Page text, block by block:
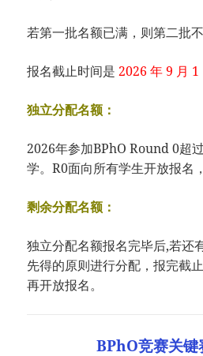
若第一批名额已满，则第二批不
报名截止时间是 2026 年 9 月 1
独立分配名额：
2026年参加BPhO Round 0超
学。R0面向所有学生开放报名
剩余分配名额：
独立分配名额报名完毕后,若还
先得的原则进行分配，报完截
再开放报名。
BPhO竞赛关键